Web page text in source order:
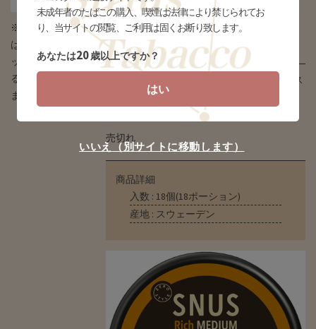
※タバコの場合
はデザインとパ
ッケージが異な
る場合がござい
ます
販売価格
¥500(税込)
たばこ感は程よい軽さ。ほのかに甘くロース
ト感のある味わい。ポーション1ヶを歯茎に
挟み柔らかめな効果が20分以上持続。
売切れ
商品詳細
入数 : 18個(18ポーション)
産地 : スウェーデン
未成年者のたばこの購入、喫煙は法律により禁じられてお
り、当サイトの閲覧、ご利用は固くお断り致します。
あなたは20歳以上ですか？
はい
いいえ（別サイトに移動します）